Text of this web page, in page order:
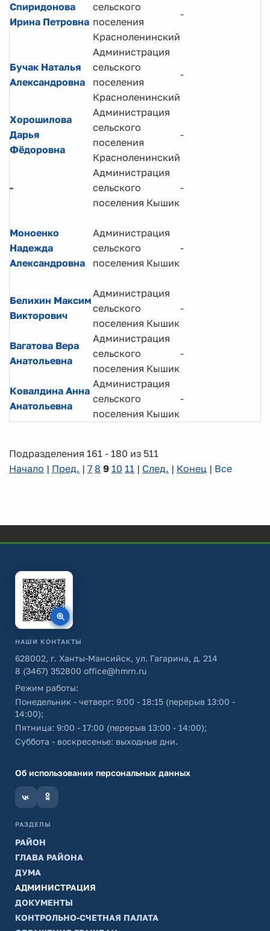
Спиридонова
Ирина Петровна
сельского
поселения
Красноленинский
-
Бучак Наталья
Александровна
Администрация
сельского
поселения
Красноленинский
-
Хорошилова
Дарья
Фёдоровна
Администрация
сельского
поселения
Красноленинский
-
-
Администрация
сельского
поселения Кышик
-
Моноенко
Надежда
Александровна
Администрация
сельского
поселения Кышик
-
Белихин Максим
Викторович
Администрация
сельского
поселения Кышик
-
Вагатова Вера
Анатольевна
Администрация
сельского
поселения Кышик
-
Ковалдина Анна
Анатольевна
Администрация
сельского
поселения Кышик
-
Подразделения 161 - 180 из 511
Начало | Пред. | 7 8 9 10 11 | След. | Конец | Все
НАШИ КОНТАКТЫ
628002, г. Ханты-Мансийск, ул. Гагарина, д. 214
8 (3467) 352800 office@hmrn.ru
Режим работы:
Понедельник - четверг: 9:00 - 18:15 (перерыв 13:00 -
14:00);
Пятница: 9:00 - 17:00 (перерыв 13:00 - 14:00);
Суббота - воскресенье: выходные дни.
Об использовании персональных данных
РАЗДЕЛЫ
РАЙОН
ГЛАВА РАЙОНА
ДУМА
АДМИНИСТРАЦИЯ
ДОКУМЕНТЫ
КОНТРОЛЬНО-СЧЕТНАЯ ПАЛАТА